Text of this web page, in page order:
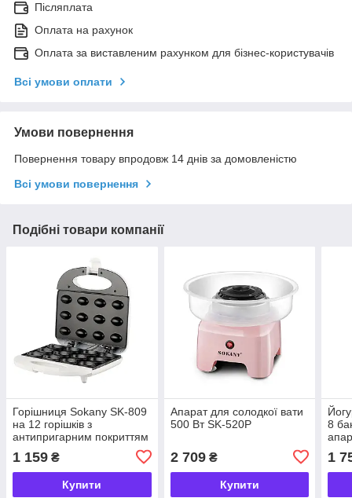
Післяплата
Оплата на рахунок
Оплата за виставленим рахунком для бізнес-користувачів
Всі умови оплати
Умови повернення
Повернення товару впродовж 14 днів за домовленістю
Всі умови повернення
Подібні товари компанії
Горішниця Sokany SK-809
на 12 горішків з
антипригарним покриттям
1 159 ₴
Купити
Апарат для солодкої вати
500 Вт SK-520P
2 709₴
Купити
8
1